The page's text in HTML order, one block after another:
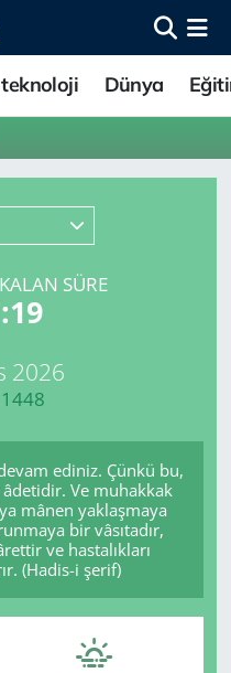
Dünya
SÜRE
2026
ediniz. Çünkü bu,
Ve muhakkak
mânen yaklaşmaya
bir vâsıtadır,
ve hastalıkları
(Hadis-i şerif)